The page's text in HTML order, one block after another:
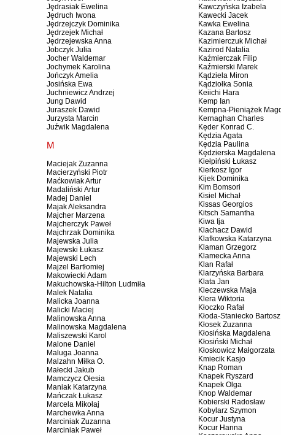
Jędrasiak Ewelina
Jędruch Iwona
Jędrzejczyk Dominika
Jędrzejek Michał
Jędrzejewska Anna
Jobczyk Julia
Jocher Waldemar
Jochymek Karolina
Jończyk Amelia
Josińska Ewa
Juchniewicz Andrzej
Jung Dawid
Juraszek Dawid
Jurzysta Marcin
Juźwik Magdalena
M
Maciejak Zuzanna
Macierzyński Piotr
Maćkowiak Artur
Madaliński Artur
Madej Daniel
Majak Aleksandra
Majcher Marzena
Majcherczyk Paweł
Majchrzak Dominika
Majewska Julia
Majewski Łukasz
Majewski Lech
Majzel Bartłomiej
Makowiecki Adam
Makuchowska-Hilton Ludmiła
Malek Natalia
Malicka Joanna
Malicki Maciej
Malinowska Anna
Malinowska Magdalena
Maliszewski Karol
Malone Daniel
Maluga Joanna
Malzahn Miłka O.
Małecki Jakub
Mamczycz Ołesia
Maniak Katarzyna
Mańczak Łukasz
Marcela Mikołaj
Marchewka Anna
Marciniak Zuzanna
Marciniak Paweł
Kawczyńska Izabela
Kawecki Jacek
Kawka Ewelina
Kazana Bartosz
Kazimierczuk Michał
Kazirod Natalia
Kaźmierczak Filip
Kaźmierski Marek
Kądziela Miron
Kądziołka Sonia
Keiichi Hara
Kemp Ian
Kempna-Pieniążek
Kernaghan Charles
Kęder Konrad C.
Kędzia Agata
Kędzia Paulina
Kędzierska Magdalena
Kiełpiński Łukasz
Kierkosz Igor
Kijek Dominika
Kim Bomsori
Kisiel Michał
Kissas Georgios
Kitsch Samantha
Kiwa Ija
Klachacz Dawid
Klafkowska Katarzyna
Klaman Grzegorz
Klamecka Anna
Klan Rafał
Klarzyńska Barbara
Klata Jan
Kleczewska Maja
Klera Wiktoria
Kłoczko Rafał
Kłoda-Staniecko Bartosz
Kłosek Zuzanna
Kłosińska Magdalena
Kłosiński Michał
Kłoskowicz Małgorzata
Kmiecik Kasjo
Knap Roman
Knapek Ryszard
Knapek Olga
Knop Waldemar
Kobierski Radosław
Kobylarz Szymon
Kocur Justyna
Kocur Hanna